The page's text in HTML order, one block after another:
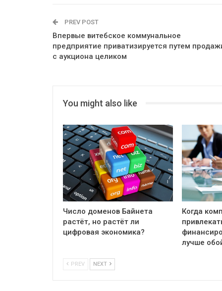
PREV POST
Впервые витебское коммунальное
предприятие приватизируется путем
с аукциона целиком
You might also like
Число доменов Байнета
растёт, но растёт ли
цифровая экономика?
Когда
лучше
PREV NEXT